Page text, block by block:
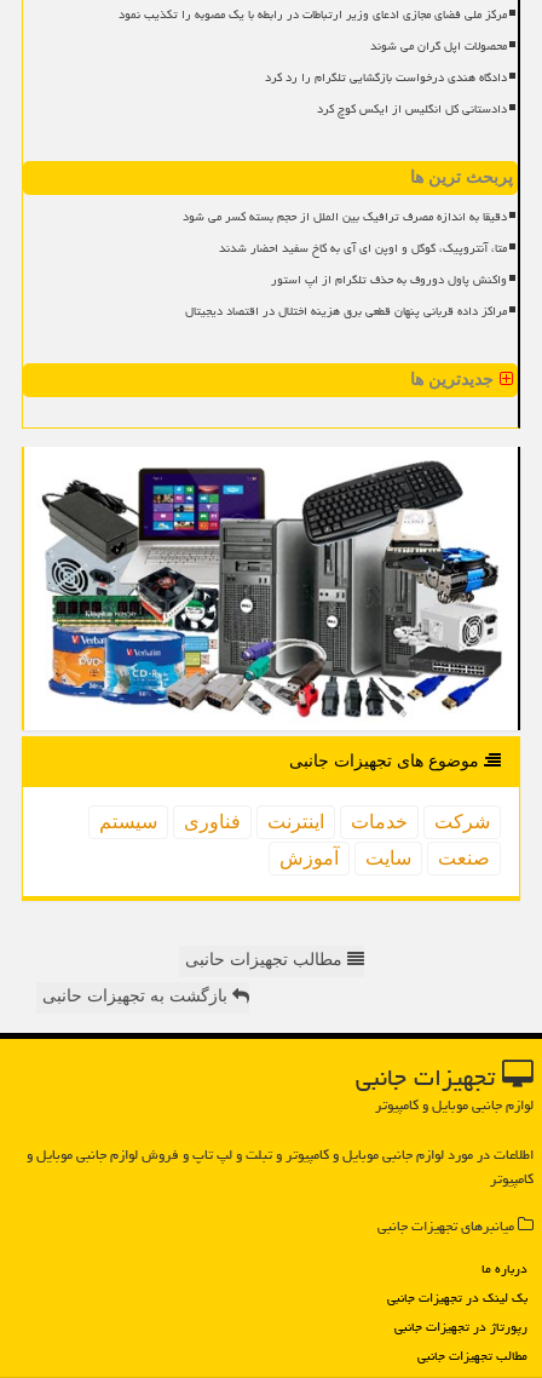
مرکز ملی فضای مجازی ادعای وزیر ارتباطات در رابطه با یک مصوبه را تکذیب نمود
محصولات اپل گران می شوند
دادگاه هندی درخواست بازگشایی تلگرام را رد کرد
دادستانی کل انگلیس از ایکس کوچ کرد
پربحث ترین ها
دقیقا به اندازه مصرف ترافیک بین الملل از حجم بسته کسر می شود
متا، آنتروپیک، گوگل و اوپن ای آی به کاخ سفید احضار شدند
واکنش پاول دوروف به حذف تلگرام از اپ استور
مراکز داده قربانی پنهان قطعی برق هزینه اختلال در اقتصاد دیجیتال
جدیدترین ها
موضوع های تجهیزات جانبی
شركت خدمات اینترنت فناوری
سیستم
صنعت
سایت آموزش
مطالب تجهیزات حانبی
بازگشت به تجهیزات حانبی
تجهیزات جانبی
لوازم جانبی موبایل و کامپیوتر
اطلاعات در مورد لوازم جانبی موبایل و كامپیوتر و تبلت و لپ تاپ و فروش لوازم جانبی موبایل و
كامپیوتر
میانبرهای تجهیزات جانبی
درباره ما
بک لینک در تجهیزات جانبی
رپورتاژ در تجهیزات جانبی
مطالب تجهیزات جانبی